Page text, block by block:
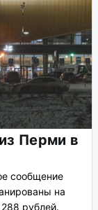
Перми в
сообщение
на
рублей.